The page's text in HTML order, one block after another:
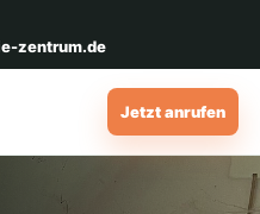
zentrum.de
Jetzt anrufen